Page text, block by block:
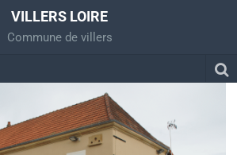
VILLERS LOIRE
Commune de villers